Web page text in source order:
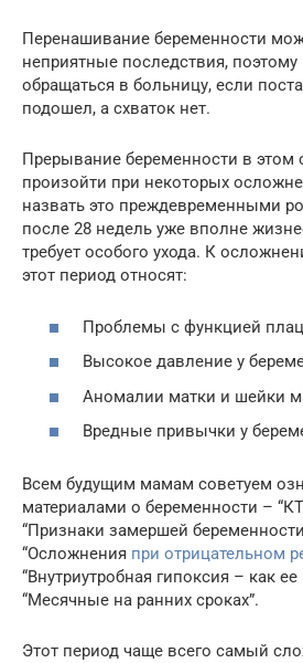
Перенашивание беременности
неприятные последствия,
обращаться в больницу, если
подошел, а схваток нет.
Прерывание беременности в этом
произойти при некоторых
назвать это преждевременными
после 28 недель уже вполне
требует особого ухода. К
этот период относят:
Проблемы с функцией
Высокое давление у
Аномалии матки и шейки
Вредные привычки у
Всем будущим мамам советуем
материалами о беременности –
“Признаки замершей
“Осложнения при отрицательном
“Внутриутробная гипоксия – как ее
“Месячные на ранних сроках”.
Этот период чаще всего самый